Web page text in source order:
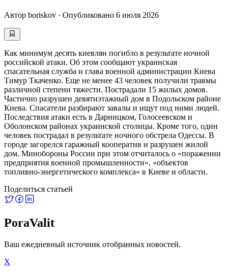
Автор boriskov · Опубликовано 6 июля 2026
Как минимум десять киевлян погибло в результате ночной
российской атаки. Об этом сообщают украинская
спасательная служба и глава военной администрации Киева
Тимур Ткаченко. Еще не менее 43 человек получили травмы
различной степени тяжести. Пострадали 15 жилых домов.
Частично разрушен девятиэтажный дом в Подольском районе
Киева. Спасатели разбирают завалы и ищут под ними людей.
Последствия атаки есть в Дарницком, Голосеевском и
Оболонском районах украинской столицы. Кроме того, один
человек пострадал в результате ночного обстрела Одессы. В
городе загорелся гаражный кооператив и разрушен жилой
дом. Минобороны России при этом отчиталось о «поражении
предприятия военной промышленности», «объектов
топливно-энергетического комплекса» в Киеве и области.
Поделиться статьей
PoraValit
Ваш ежедневный источник отобранных новостей.
X